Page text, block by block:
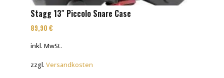
Stagg 13″ Piccolo Snare Case
89,90 €
inkl. MwSt.
zzgl. Versandkosten